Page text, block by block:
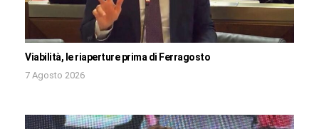
Viabilità, le riaperture prima di Ferragosto
7 Agosto 2026